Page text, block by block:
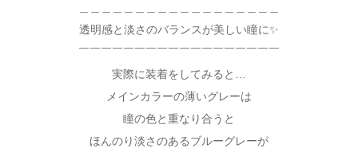
透明感と淡さのバランスが美しい瞳に✨
￣￣￣￣￣￣￣￣￣￣￣￣￣￣￣￣￣￣
実際に装着をしてみると…
メインカラーの薄いグレーは
瞳の色と重なり合うと
ほんのり淡さのあるブルーグレーが